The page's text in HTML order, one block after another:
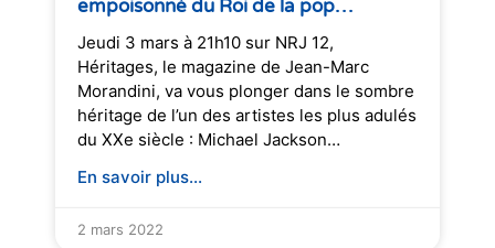
empoisonné du Roi de la pop…
Jeudi 3 mars à 21h10 sur NRJ 12,
Héritages, le magazine de Jean-Marc
Morandini, va vous plonger dans le sombre
héritage de l’un des artistes les plus adulés
du XXe siècle : Michael Jackson…
En savoir plus...
2 mars 2022